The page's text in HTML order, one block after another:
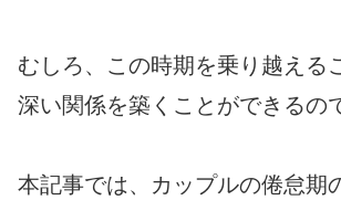
むしろ、この時期を乗り越える
深い関係を築くことができるの
本記事では、カップルの倦怠期